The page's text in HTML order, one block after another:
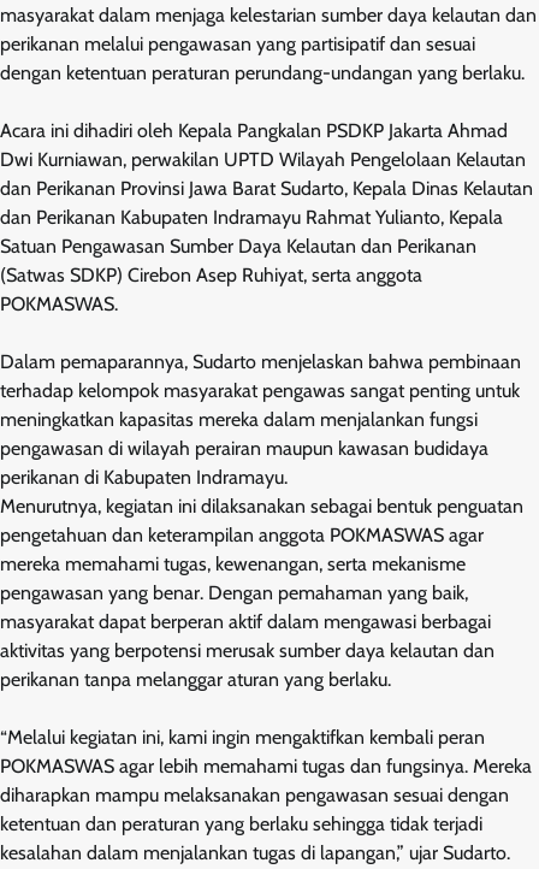
masyarakat dalam menjaga kelestarian sumber daya kelautan dan
perikanan melalui pengawasan yang partisipatif dan sesuai
dengan ketentuan peraturan perundang-undangan yang berlaku.
Acara ini dihadiri oleh Kepala Pangkalan PSDKP Jakarta Ahmad
Dwi Kurniawan, perwakilan UPTD Wilayah Pengelolaan Kelautan
dan Perikanan Provinsi Jawa Barat Sudarto, Kepala Dinas Kelautan
dan Perikanan Kabupaten Indramayu Rahmat Yulianto, Kepala
Satuan Pengawasan Sumber Daya Kelautan dan Perikanan
(Satwas SDKP) Cirebon Asep Ruhiyat, serta anggota
POKMASWAS.
Dalam pemaparannya, Sudarto menjelaskan bahwa pembinaan
terhadap kelompok masyarakat pengawas sangat penting untuk
meningkatkan kapasitas mereka dalam menjalankan fungsi
pengawasan di wilayah perairan maupun kawasan budidaya
perikanan di Kabupaten Indramayu.
Menurutnya, kegiatan ini dilaksanakan sebagai bentuk penguatan
pengetahuan dan keterampilan anggota POKMASWAS agar
mereka memahami tugas, kewenangan, serta mekanisme
pengawasan yang benar. Dengan pemahaman yang baik,
masyarakat dapat berperan aktif dalam mengawasi berbagai
aktivitas yang berpotensi merusak sumber daya kelautan dan
perikanan tanpa melanggar aturan yang berlaku.
“Melalui kegiatan ini, kami ingin mengaktifkan kembali peran
POKMASWAS agar lebih memahami tugas dan fungsinya. Mereka
diharapkan mampu melaksanakan pengawasan sesuai dengan
ketentuan dan peraturan yang berlaku sehingga tidak terjadi
kesalahan dalam menjalankan tugas di lapangan,” ujar Sudarto.